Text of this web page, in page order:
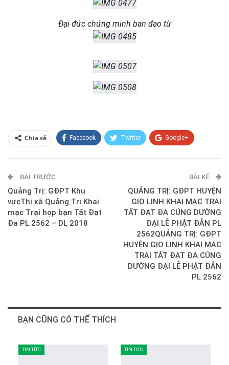
Đại đức chứng minh ban đạo từ
Chia sẻ Facebook Twitter Google+
E-mail
BÀI TRƯỚC
Quảng Trị: GĐPT Khu
vựcThị xã Quảng Trị Khai
mạc Trại họp bạn Tất Đạt
Đa PL 2562 – DL 2018
BÀI KẾ
QUẢNG TRỊ: GĐPT HUYỆN
GIO LINH KHAI MẠC TRẠI
TẤT ĐẠT ĐA CÚNG DƯỜNG
ĐẠI LỄ PHẬT ĐẢN PL
2562QUẢNG TRỊ: GĐPT
HUYỆN GIO LINH KHAI MẠC
TRẠI TẤT ĐẠT ĐA CÚNG
DƯỜNG ĐẠI LỄ PHẬT ĐẢN
PL 2562
BẠN CŨNG CÓ THỂ THÍCH
TIN TỨC TIN TỨC